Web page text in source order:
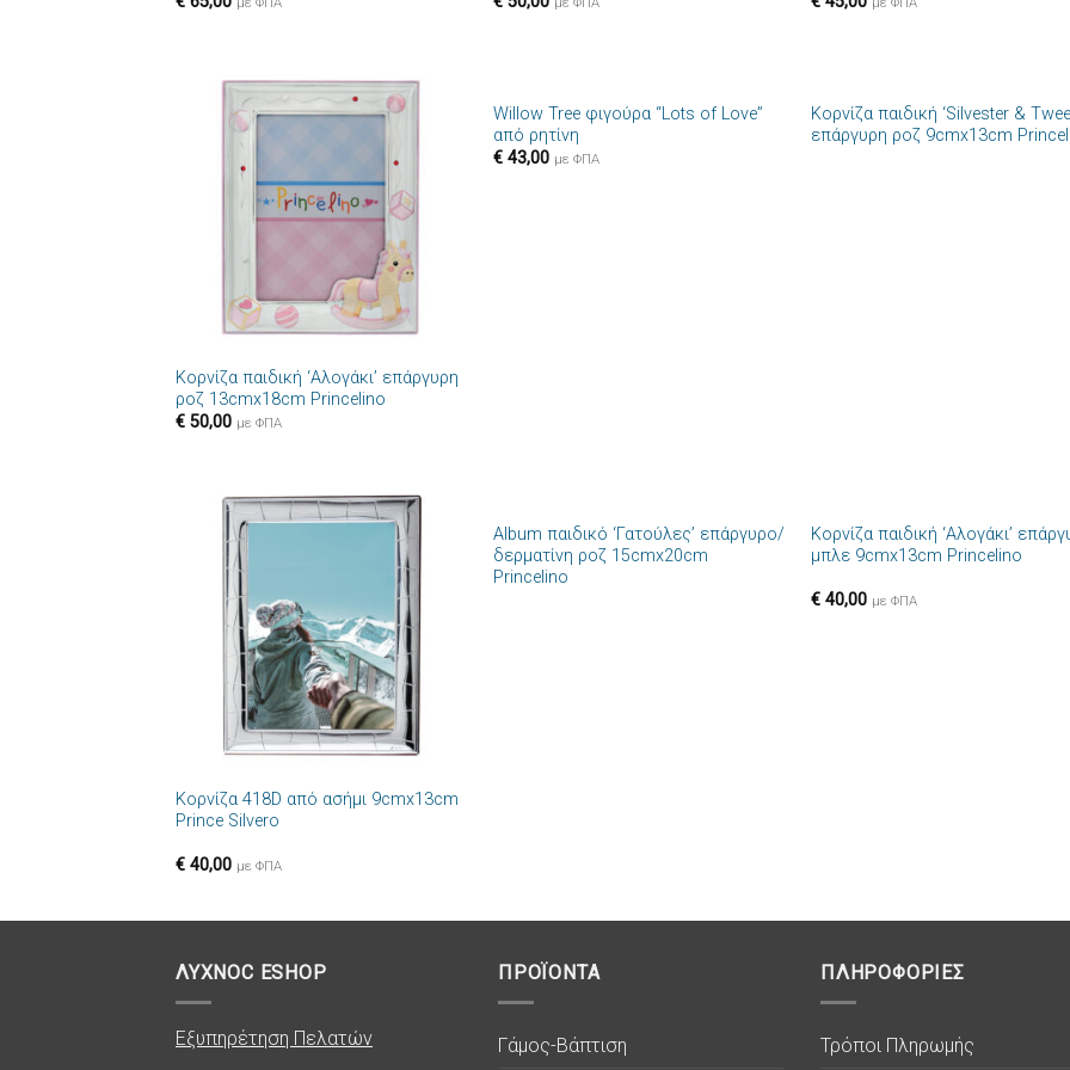
Πρόσθήκη
επιθυμιών
Κορνίζα παιδική ‘Αλογάκι’ επάργυρη
ροζ 13cmx18cm Princelino
€50,00 με ΦΠΑ
Πρόσθήκη
Willow Tree φιγούρα “Lots of Love”
από ρητίνη
€ 43,00 με ΦΠΑ
στην
Κορνίζα παιδική ‘Silvester &
επάργυρη ροζ 9cmx13cm
Πρόσθήκη
στην λίστα
επιθυμιών
Κορνίζα 418D από ασήμι 9cmx13cm
Prince Silvero
€40,00 με ΦΠΑ
Πρόσθήκη
στην λίστα
Album παιδικό ‘Γατούλες’ επάργυρο/
δερματίνη ροζ 15cmx20cm
Princelino
στην
Κορνίζα παιδική ‘Αλογάκι’
μπλε 9cmx13cm Princelino
€ 40,00 με ΦΠΑ
ΛΥΧΝΟC ESHOP
Εξυπηρέτηση Πελατών
ΠΡΟΪΟΝΤΑ
Γάμος-Βάπτιση
ΠΛΗΡΟΦΟΡΙΕΣ
Τρόποι Πληρωμής